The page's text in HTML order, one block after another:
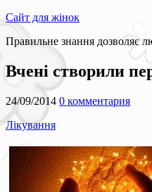
Сайт для жінок
Правильне знання дозволяє
Вчені створили
24/09/2014 0 комментария
Лікування